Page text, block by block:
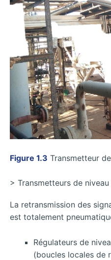
Figure 1.3 Transmetteur
> Transmetteurs de
La retransmission des
est totalement
Régulateurs de
(boucles locales de